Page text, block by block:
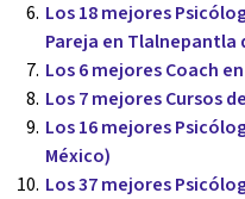
Los 18 mejores
Pareja en Tlalnepantla
Los 6 mejores Coach
Los 7 mejores Cursos
Los 16 mejores
México)
Los 37 mejores